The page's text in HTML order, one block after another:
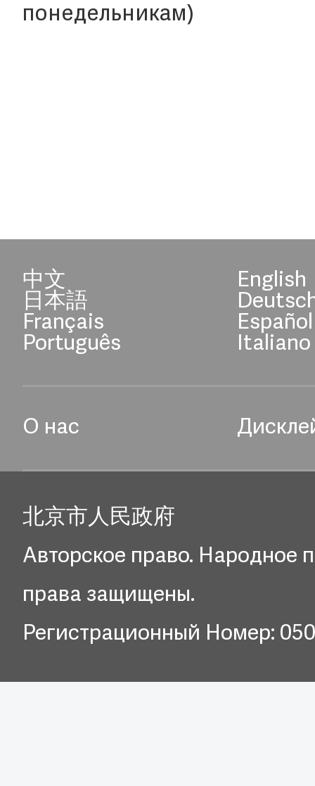
понедельникам)
中文 English
日本語
Français Español
Português Italiano
О нас
北京市人民政府
Авторское право. Народное
права защищены.
Регистрационный Номер: